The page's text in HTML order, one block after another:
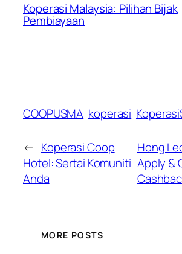
Koperasi Malaysia: Pilihan Bijak
Pembiayaan
COOPUSMA koperasi
← Koperasi Coop
Hotel: Sertai Komuniti
Anda
Hong
Apply &
MORE POSTS